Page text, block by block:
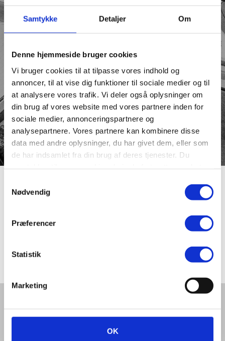
Samtykke Detaljer Om
Denne hjemmeside bruger cookies
Vi bruger cookies til at tilpasse vores indhold og
annoncer, til at vise dig funktioner til sociale medier og til
at analysere vores trafik. Vi deler også oplysninger om
din brug af vores website med vores partnere inden for
sociale medier, annonceringspartnere og
analysepartnere. Vores partnere kan kombinere disse
data med andre oplysninger, du har givet dem, eller som
de har indsamlet fra din brug af deres tjenester. Du
Nødvendig
Præferencer
Statistik
Marketing
OK
Skive Marked
Skive Marked var et lille stræde, der i midten af 1600-
Del denne artikel med andre: